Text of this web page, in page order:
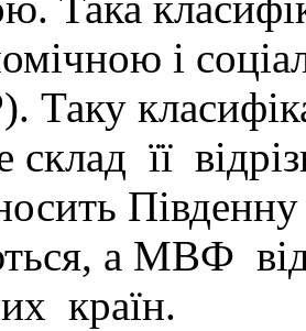
і
її
а МВФ
країн.